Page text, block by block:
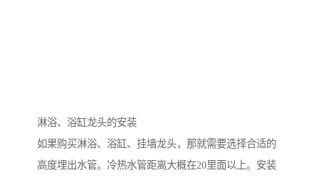
淋浴、浴缸龙头的安装
如果购买淋浴、浴缸、挂墙龙头，那就需要选择合适的
高度埋出水管。冷热水管距离大概在20里面以上。安装